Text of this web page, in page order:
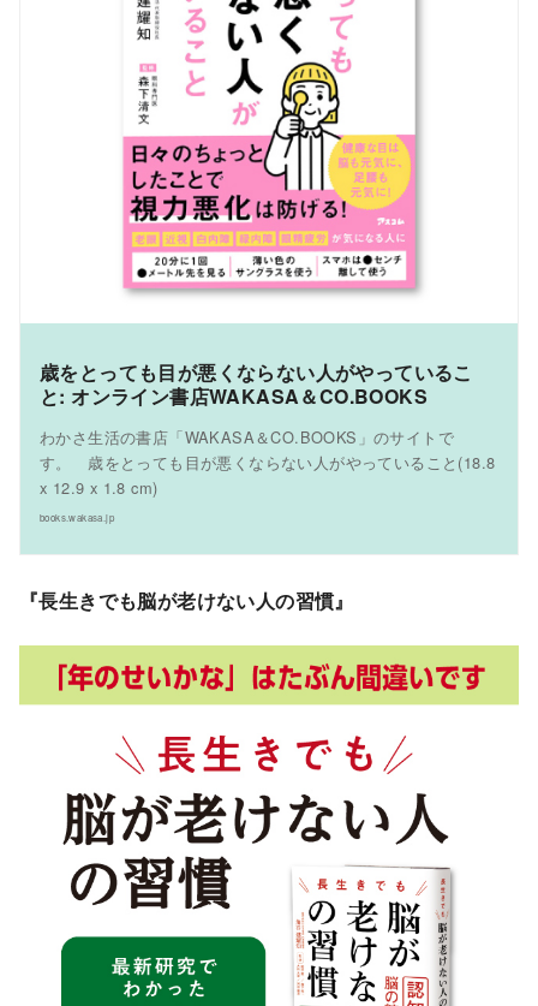
歳をとっても目が悪くならない人がやっているこ
と: オンライン書店WAKASA＆CO.BOOKS
わかさ生活の書店「WAKASA＆CO.BOOKS」のサイトで
す。 歳をとっても目が悪くならない人がやっていること(18.8
x 12.9 x 1.8 cm)
books.wakasa.jp
『長生きでも脳が老けない人の習慣』